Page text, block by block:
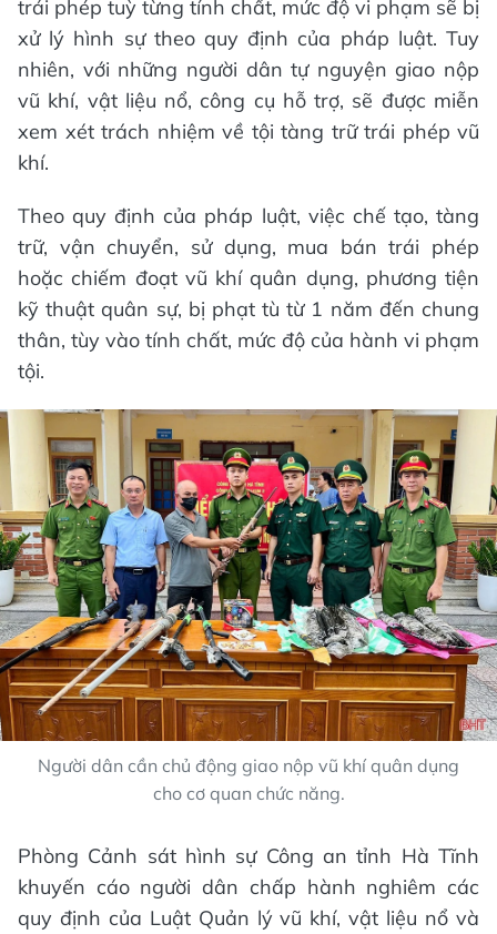
trái phép tuỳ từng tính chất, mức độ vi phạm sẽ bị
xử lý hình sự theo quy định của pháp luật. Tuy
nhiên, với những người dân tự nguyện giao nộp
vũ khí, vật liệu nổ, công cụ hỗ trợ, sẽ được miễn
xem xét trách nhiệm về tội tàng trữ trái phép vũ
khí.
Theo quy định của pháp luật, việc chế tạo, tàng
trữ, vận chuyển, sử dụng, mua bán trái phép
hoặc chiếm đoạt vũ khí quân dụng, phương tiện
kỹ thuật quân sự, bị phạt tù từ 1 năm đến chung
thân, tùy vào tính chất, mức độ của hành vi phạm
tội.
Người dân cần chủ động giao nộp vũ khí quân dụng
cho cơ quan chức năng.
Phòng Cảnh sát hình sự Công an tỉnh Hà Tĩnh
khuyến cáo người dân chấp hành nghiêm các
quy định của Luật Quản lý vũ khí, vật liệu nổ và